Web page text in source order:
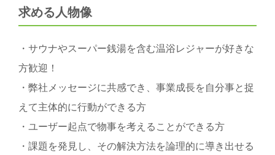
求める人物像
・サウナやスーパー銭湯を含む温浴レジャーが好きな
方歓迎！
・弊社メッセージに共感でき、事業成長を自分事と捉
えて主体的に行動ができる方
・ユーザー起点で物事を考えることができる方
・課題を発見し、その解決方法を論理的に導き出せる